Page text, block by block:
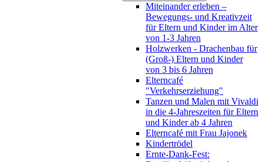
Miteinander erleben –
Bewegungs- und Kreativzeit
für Eltern und Kinder im Alter
von 1-3 Jahren
Holzwerken - Drachenbau für
(Groß-) Eltern und Kinder
von 3 bis 6 Jahren
Elterncafé
"Verkehrserziehung"
Tanzen und Malen mit Vivaldi
in die 4-Jahreszeiten für Eltern
und Kinder ab 4 Jahren
Elterncafé mit Frau Jajonek
Kindertrödel
Ernte-Dank-Fest: